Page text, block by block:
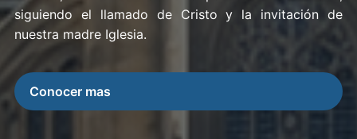
siguiendo el llamado de Cristo y la invitación de
nuestra madre Iglesia.
Conocer mas